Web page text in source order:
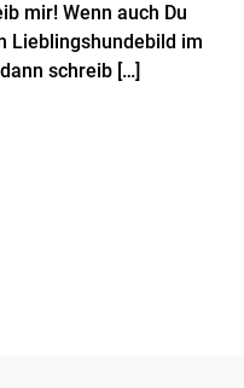
mir! Wenn auch Du
Lieblingshundebild im
schreib […]